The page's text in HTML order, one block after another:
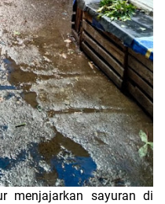
menjajarkan sayuran di